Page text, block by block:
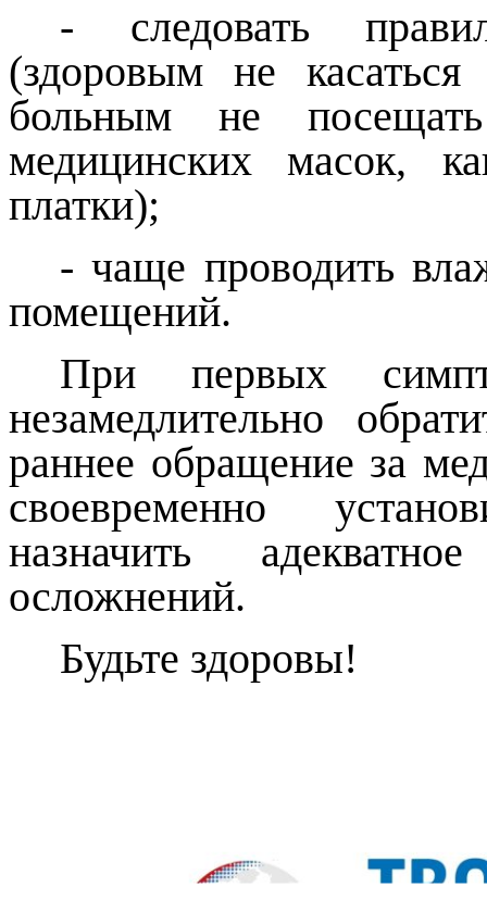
- следовать
(здоровым не
больным не
медицинских масок,
платки);
- чаще проводить
помещений.
При первых
незамедлительно
раннее обращение за
своевременно
назначить
осложнений.
Будьте здоровы!